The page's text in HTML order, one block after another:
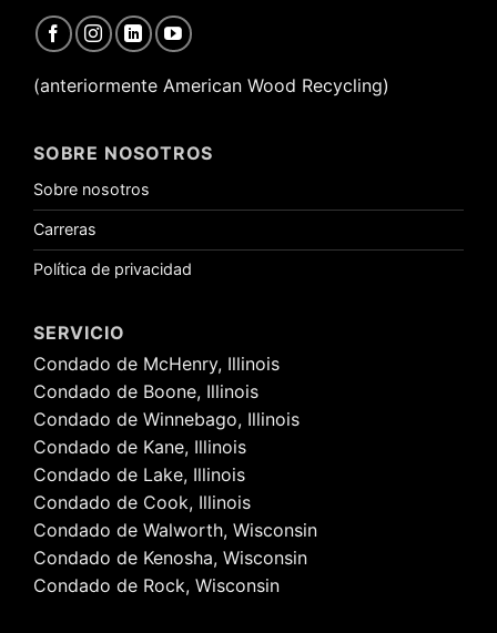
(anteriormente American Wood Recycling)
SOBRE NOSOTROS
Sobre nosotros
Carreras
Política de privacidad
SERVICIO
Condado de McHenry, Illinois
Condado de Boone, Illinois
Condado de Winnebago, Illinois
Condado de Kane, Illinois
Condado de Lake, Illinois
Condado de Cook, Illinois
Condado de Walworth, Wisconsin
Condado de Kenosha, Wisconsin
Condado de Rock, Wisconsin